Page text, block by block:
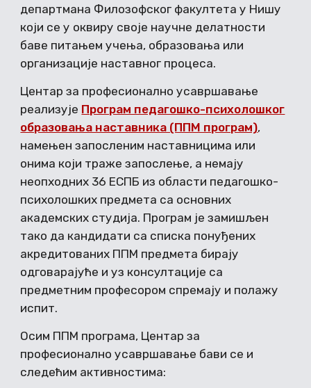
департмана Филозофског факултета у Нишу
који се у оквиру своје научне делатности
баве питањем учења, образовања или
организације наставног процеса.
Центар за професионално усавршавање
реализује Програм педагошко-психолошког
образовања наставника (ППМ програм),
намењен запосленим наставницима или
онима који траже запослење, а немају
неопходних 36 ЕСПБ из области педагошко-
психолошких предмета са основних
академских студија. Програм је замишљен
тако да кандидати са списка понуђених
акредитованих ППМ предмета бирају
одговарајуће и уз консултације са
предметним професором спремају и полажу
испит.
Осим ППМ програма, Центар за
професионално усавршавање бави се и
следећим активностима: